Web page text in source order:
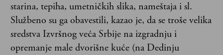
starina, tepiha, umetničkih slika, nameštaja i sl.
Službeno su ga obavestili, kazao je, da se troše velika
sredstva Izvršnog veća Srbije na izgradnju i
opremanje male dvorišne kuće (na Dedinju